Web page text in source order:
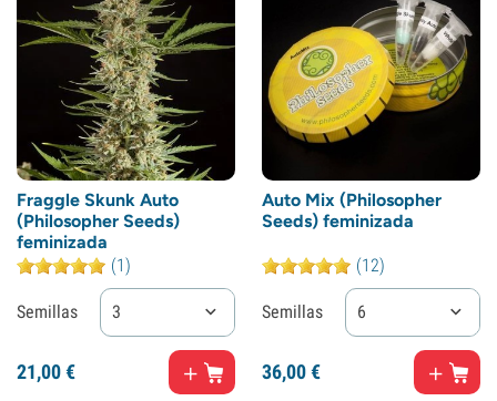
Fraggle Skunk Auto
(Philosopher Seeds)
feminizada
(1)
Semillas 3
21,00€
Auto Mix (Philosopher
Seeds) feminizada
(12)
Semillas 6
36,00€